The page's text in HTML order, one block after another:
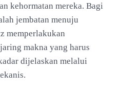
kehormatan mereka. Bagi
jembatan menuju
memperlakukan
makna yang harus
dijelaskan melalui